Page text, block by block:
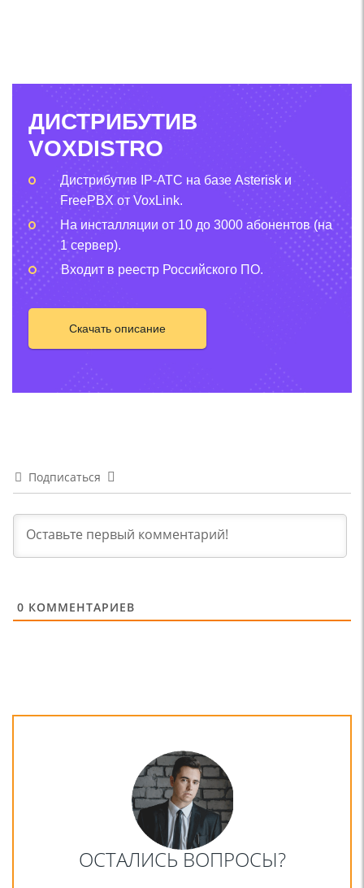
ДИСТРИБУТИВ
VOXDISTRO
Дистрибутив IP-АТС на базе Asterisk и
FreePBX от VoxLink.
На инсталляции от 10 до 3000 абонентов (на
1 сервер).
Входит в реестр Российского ПО.
Скачать описание
Подписаться
0 КОММЕНТАРИЕВ
ОСТАЛИСЬ ВОПРОСЫ?